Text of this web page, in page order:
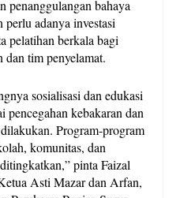
penanggulangan bahaya
perlu adanya investasi
pelatihan berkala bagi
dan tim penyelamat.
sosialisasi dan edukasi
pencegahan kebakaran dan
Program-program
komunitas, dan
pinta Faizal
Asti Mazar dan Arfan,